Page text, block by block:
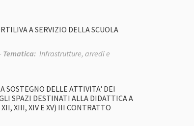
A SERVIZIO DELLA SCUOLA
Tematica: Infrastrutture, arredi e
SOSTEGNO DELLE ATTIVITA' DEI
SPAZI DESTINATI ALLA DIDATTICA A
XIII, XIV E XV) III CONTRATTO